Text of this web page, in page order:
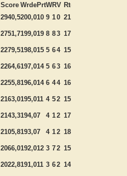
Score WrdePrtWRV Rtg
2940,5200,010 9 10 2188
2751,7199,019 8 83 1751
2279,5198,015 5 64 1550
2264,6197,014 5 63 1625
2255,8196,014 6 44 1639
2163,0195,011 4 52 1558
2143,3194,07 4 12 1728
2105,8193,07 4 12 1877
2066,0192,012 3 72 1541
2022,8191,011 3 62 1483